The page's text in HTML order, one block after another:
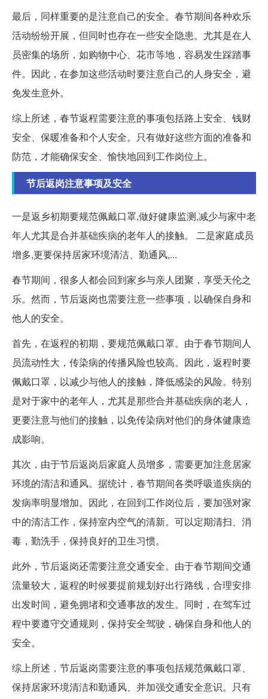
最后，同样重要的是注意自己的安全。春节期间各种欢乐
活动纷纷开展，但同时也存在一些安全隐患。尤其是在人
员密集的场所，如购物中心、花市等地，容易发生踩踏事
件。因此，在参加这些活动时要注意自己的人身安全，避
免发生意外。
综上所述，春节返程需要注意的事项包括路上安全、钱财
安全、保暖准备和个人安全。只有做好这些方面的准备和
防范，才能确保安全、愉快地回到工作岗位上。
节后返岗注意事项及安全
一是返乡初期要规范佩戴口罩,做好健康监测,减少与家中老
年人尤其是合并基础疾病的老年人的接触。 二是家庭成员
增多,更要保持居家环境清洁、勤通风,...
春节期间，很多人都会回到家乡与亲人团聚，享受天伦之
乐。然而，节后返岗也需要注意一些事项，以确保自身和
他人的安全。
首先，在返程的初期，要规范佩戴口罩。由于春节期间人
员流动性大，传染病的传播风险也较高。因此，返程时要
佩戴口罩，以减少与他人的接触，降低感染的风险。特别
是对于家中的老年人，尤其是那些合并基础疾病的老人，
更要注意与他们的接触，以免传染病对他们的身体健康造
成影响。
其次，由于节后返岗后家庭人员增多，需要更加注意居家
环境的清洁和通风。据统计，春节期间各类呼吸道疾病的
发病率明显增加。因此，在回到工作岗位后，要加强对家
中的清洁工作，保持室内空气的清新。可以定期清扫、消
毒，勤洗手，保持良好的卫生习惯。
此外，节后返岗还需要注意交通安全。由于春节期间交通
流量较大，返程的时候要提前规划好出行路线，合理安排
出发时间，避免拥堵和交通事故的发生。同时，在驾车过
程中要遵守交通规则，保持安全驾驶，确保自身和他人的
安全。
综上所述，节后返岗需要注意的事项包括规范佩戴口罩、
保持居家环境清洁和勤通风、并加强交通安全意识。只有